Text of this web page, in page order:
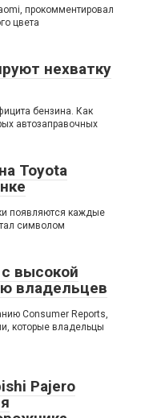
прокомментировал
цвета
нехватку
бензина. Как
автозаправочных
Toyota
появляются каждые
символом
высокой
владельцев
Consumer Reports,
которые владельцы
Pajero